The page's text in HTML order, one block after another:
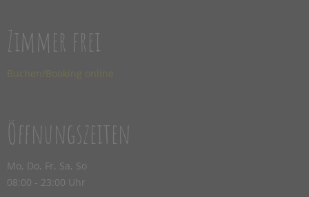
Zimmer frei
Öffnungszeiten
Mo, Do, Fr, Sa, So
08:00 - 23:00 Uhr